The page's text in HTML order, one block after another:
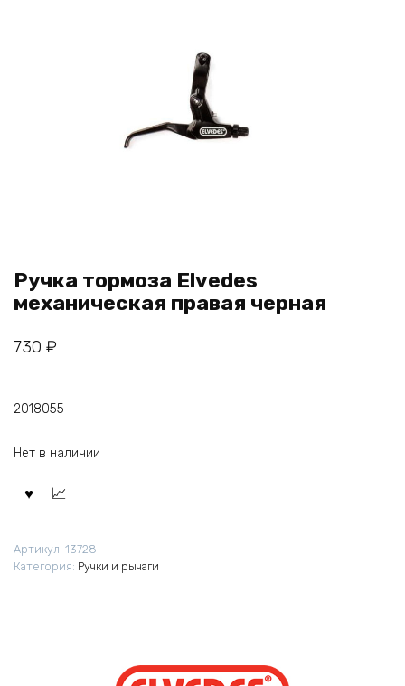
Ручка тормоза Elvedes
механическая правая черная
730 ₽
2018055
Нет в наличии
Артикул: 13728
Категория: Ручки и рычаги